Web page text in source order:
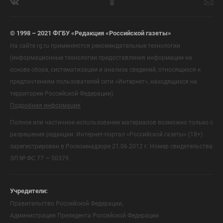
© 1998 – 2021 ФГБУ «Редакция «Российской газеты»
На сайте rg.ru применяются рекомендательные технологии
(информационные технологии предоставления информации на
основе сбора, систематизации и анализа сведений, относящихся к
предпочтениям пользователей сети «Интернет», находящихся на
территории Российской Федерации).
Подробная информация
Полное или частичное использование материалов возможно только с
разрешения редакции. Интернет-портал «Российской газеты» (18+)
зарегистрирован в Роскомнадзоре 21.06.2012 г. Номер свидетельства
ЭЛ № ФС 77 — 50379.
Учредители:
Правительство Российской Федерации,
Администрация Президента Российской Федерации